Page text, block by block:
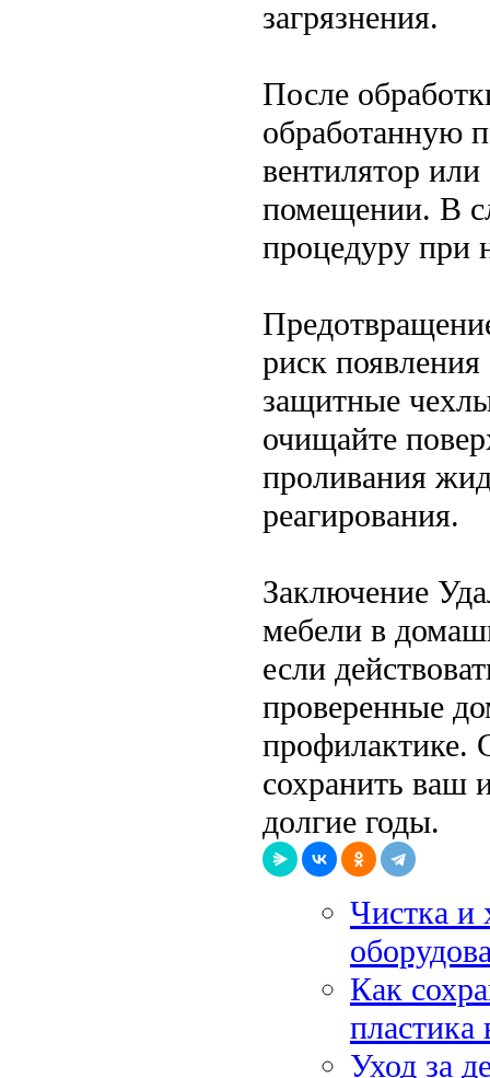
загрязнения.
После
обработанную
вентилятор
помещении. В
процедуру при
риск
защитные
очищайте
проливания
реагирования.
Заключение
мебели в
если
проверенные
профилактике.
сохранить ваш
долгие годы.
Чистка и
Как
Уход за